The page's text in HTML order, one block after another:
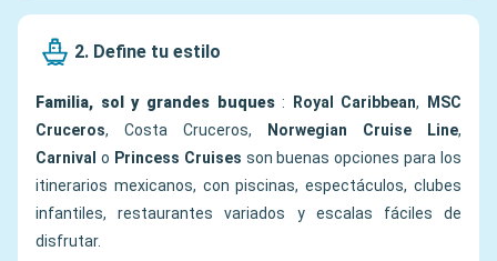
2. Define tu estilo
Familia, sol y grandes buques: Royal Caribbean,
MSC
Cruceros, Costa Cruceros, Norwegian Cruise Line,
Carnival o Princess Cruises son buenas opciones para los
itinerarios mexicanos, con piscinas, espectáculos, clubes
infantiles, restaurantes variados y escalas fáciles de
disfrutar.